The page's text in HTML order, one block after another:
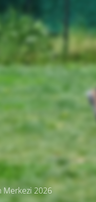
Merkezi 2026